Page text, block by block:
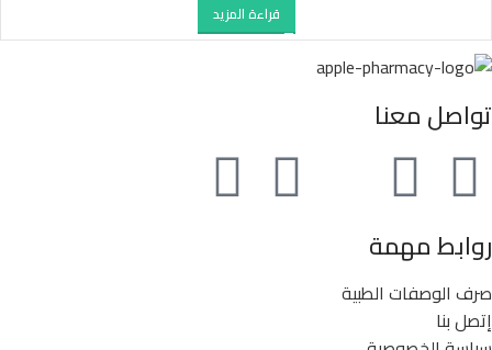
قراءة المزيد
تواصل معنا
روابط مهمة
صرف الوصفات الطبية
إتصل بنا